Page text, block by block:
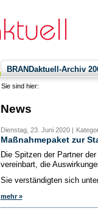
BRANDaktuell-Archiv
Sie sind hier:
News
Dienstag, 23. Juni 2020 |
Maßnahmepaket zur
Die Spitzen der Partner
vereinbart, die
Sie verständigten sich
mehr »